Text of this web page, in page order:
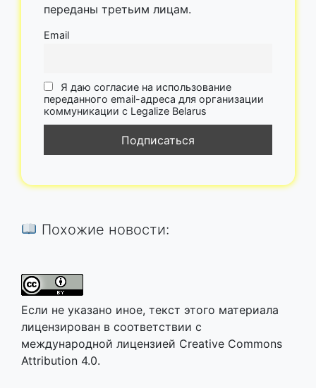
переданы третьим лицам.
Email
Я даю согласие на использование
переданного email-адреса для организации
коммуникации с Legalize Belarus
Похожие новости:
Если не указано иное, текст этого материала
лицензирован в соответствии с
международной лицензией Creative Commons
Attribution 4.0.